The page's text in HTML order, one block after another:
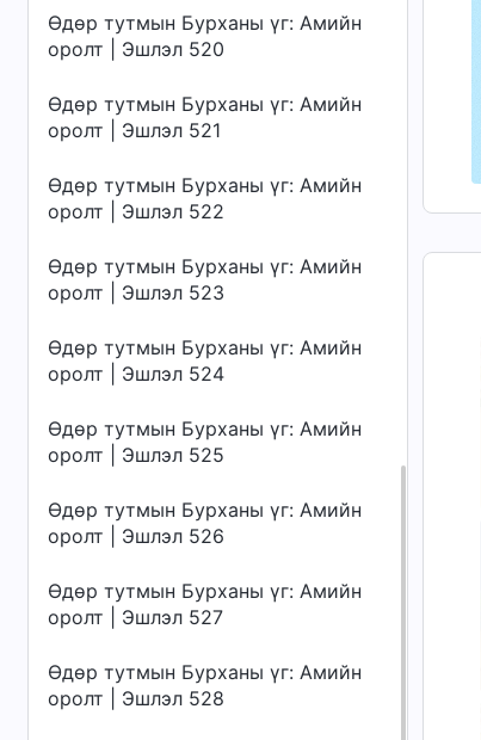
Өдөр тутмын Бурханы үг: Амийн
оролт | Эшлэл 520
Өдөр тутмын Бурханы үг: Амийн
оролт | Эшлэл 521
Өдөр тутмын Бурханы үг: Амийн
оролт | Эшлэл 522
Өдөр тутмын Бурханы үг: Амийн
оролт | Эшлэл 523
Өдөр тутмын Бурханы үг: Амийн
оролт | Эшлэл 524
Өдөр тутмын Бурханы үг: Амийн
оролт | Эшлэл 525
Өдөр тутмын Бурханы үг: Амийн
оролт | Эшлэл 526
Өдөр тутмын Бурханы үг: Амийн
оролт | Эшлэл 527
Өдөр тутмын Бурханы үг: Амийн
оролт | Эшлэл 528